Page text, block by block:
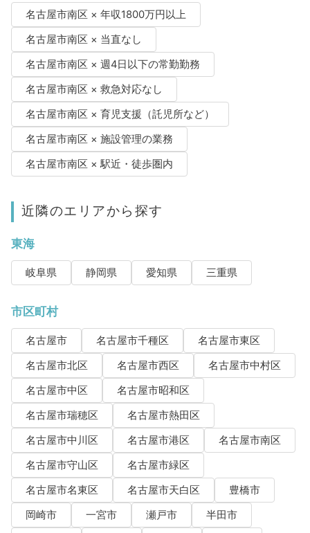
名古屋市南区 × 年収1800万円以上
名古屋市南区 × 当直なし
名古屋市南区 × 週4日以下の常勤勤務
名古屋市南区 × 救急対応なし
名古屋市南区 × 育児支援（託児所など）
名古屋市南区 × 施設管理の業務
名古屋市南区 × 駅近・徒歩圏内
近隣のエリアから探す
東海
岐阜県 静岡県 愛知県 三重県
市区町村
名古屋市 名古屋市千種区
名古屋市東区
名古屋市北区
名古屋市西区
名古屋市中村区
名古屋市中区
名古屋市昭和区
名古屋市瑞穂区
名古屋市熱田区
名古屋市中川区
名古屋市港区
名古屋市南区
名古屋市守山区
名古屋市緑区
名古屋市名東区
名古屋市天白区
豊橋市
岡崎市
一宮市 瀬戸市
半田市